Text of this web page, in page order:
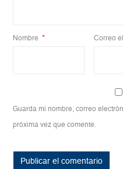
Nombre * Correo
Guarda mi nombre, correo
próxima vez que comente.